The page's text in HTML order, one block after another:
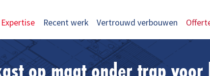
Expertise Recent werk Vertrouwd verbouwen
op maat onder trap